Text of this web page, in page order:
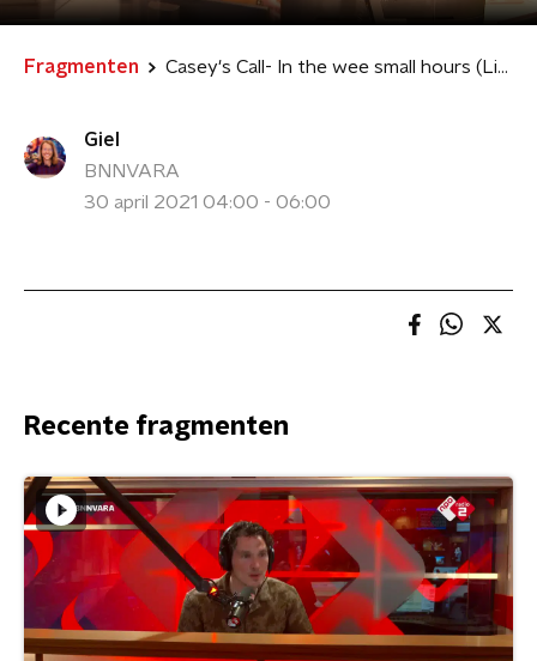
Fragmenten Casey's Call- In the wee small hours (Live @ Giel)
Giel
BNNVARA
30 april 2021 04:00 - 06:00
Recente fragmenten